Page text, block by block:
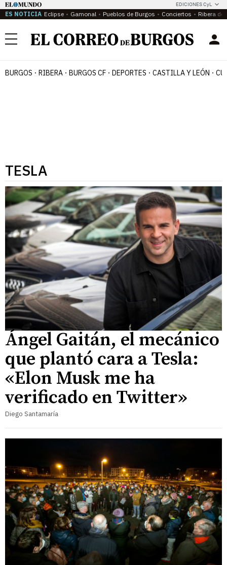
EDICIONES CyL
ES NOTICIA Eclipse Gamonal Pueblos de Burgos Conciertos Ribera del
Menú
BURGOS RIBERA BURGOS CF DEPORTES CASTILLA Y LEÓN
TESLA
Ángel Gaitán, el mecánico
que plantó cara a Tesla:
«Elon Musk me ha
verificado en Twitter»
Diego Santamaría